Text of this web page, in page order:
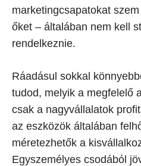
marketingcsapatokat
őket – általában nem kell
rendelkeznie.
Ráadásul sokkal
tudod, melyik a megfelelő
csak a nagyvállalatok
az eszközök általában
méretezhetők a
Egyszemélyes csodából